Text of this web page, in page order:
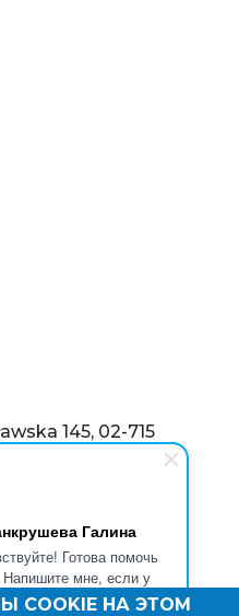
Галина
Готова помочь
мне, если у
появятся вопросы.
145, 02-715
НА ЭТОМ